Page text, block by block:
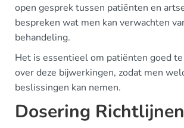
open gesprek tussen patiënten en
bespreken wat men kan verwachten
behandeling.
Het is essentieel om patiënten goed
over deze bijwerkingen, zodat men
beslissingen kan nemen.
Dosering Richtlijnen